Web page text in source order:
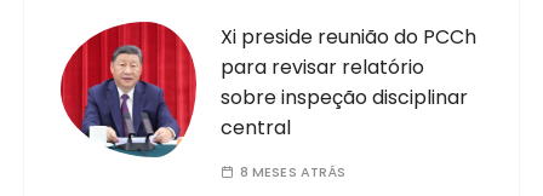
Xi preside reunião do PCCh
para revisar relatório
sobre inspeção disciplinar
central
8 MESES ATRÁS